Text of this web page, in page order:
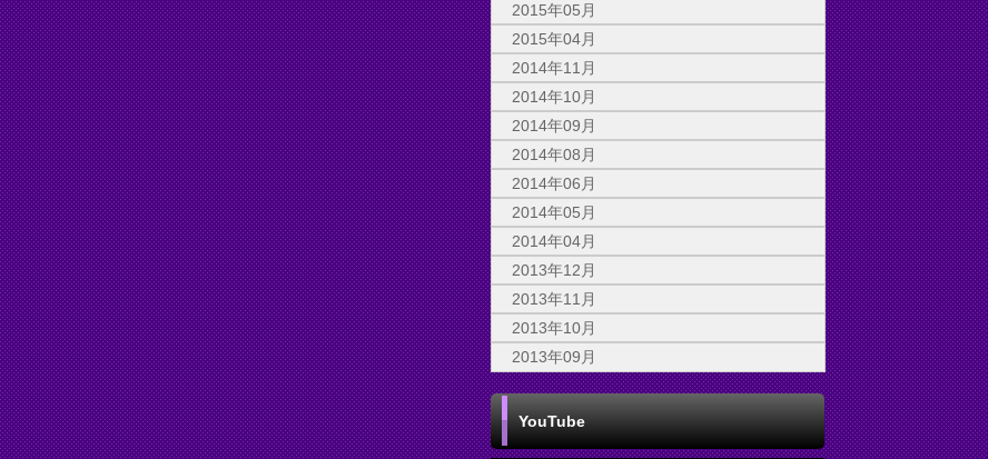
2015年05月
2015年04月
2014年11月
2014年10月
2014年09月
2014年08月
2014年06月
2014年05月
2014年04月
2013年12月
2013年11月
2013年10月
2013年09月
YouTube